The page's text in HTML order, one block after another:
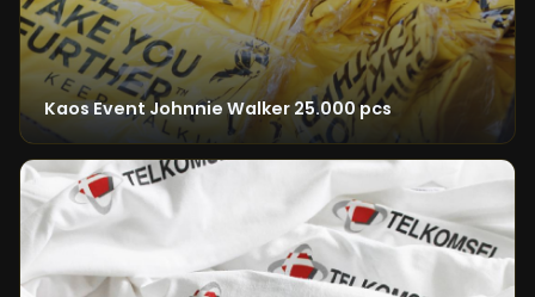
Kaos Event Johnnie Walker 25.000 pcs